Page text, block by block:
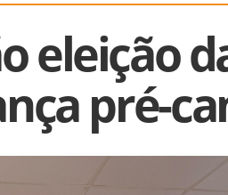
eleição
pré-